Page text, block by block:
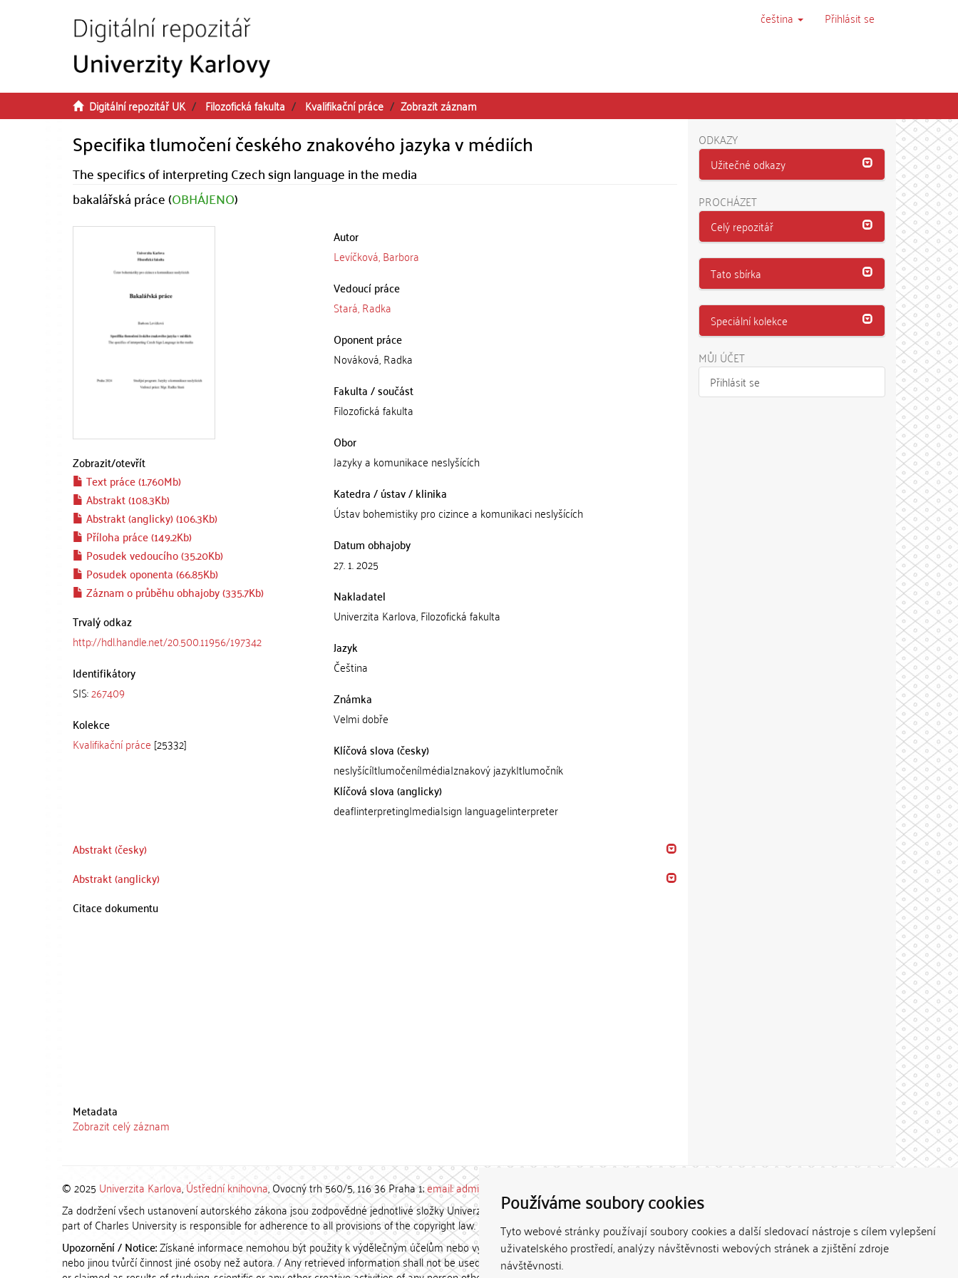
Používáme soubory cookies
Tyto webové stránky používají soubory cookies a další sledovací nástroje s cílem vylepšení
uživatelského prostředí, analýzy návštěvnosti webových stránek a zjištění zdroje
návštěvnosti.
čeština Přihlásit se
Digitální repozitář UK Filozofická fakulta Kvalifikační práce Zobrazit záznam
Specifika tlumočení českého znakového jazyka v médiích
The specifics of interpreting Czech sign language in the media
bakalářská práce (OBHÁJENO)
Zobrazit/otevřít
Text práce (1.760Mb)
Abstrakt (108.3Kb)
Abstrakt (anglicky) (106.3Kb)
Příloha práce (149.2Kb)
Posudek vedoucího (35.20Kb)
Posudek oponenta (66.85Kb)
Záznam o průběhu obhajoby (335.7Kb)
Trvalý odkaz
http://hdl.handle.net/20.500.11956/197342
Identifikátory
SIS:267409
Kolekce
Kvalifikační práce [25332]
Autor
Levíčková, Barbora
Vedoucí práce
Stará, Radka
Oponent práce
Nováková, Radka
Fakulta / součást
Filozofická fakulta
Obor
Jazyky a komunikace neslyšících
Katedra / ústav / klinika
Ústav bohemistiky pro cizince a komunikaci neslyšících
Datum obhajoby
27. 1. 2025
Nakladatel
Univerzita Karlova, Filozofická fakulta
Jazyk
Čeština
Známka
Velmi dobře
Klíčová slova (česky)
neslyšící|tlumočení|média|znakový jazyk|tlumočník
Klíčová slova (anglicky)
deaf|interpreting|media|sign language|interpreter
Abstrakt (česky)
Abstrakt (anglicky)
Citace dokumentu
Metadata
Zobrazit celý záznam
ODKAZY
Užitečné odkazy
PROCHÁZET
Celý repozitář
Tato sbírka
Speciální kolekce
MŮJ ÚČET
Přihlásit se
© 2025 Univerzita Karlova,Ústřední knihovna, Ovocný trh 560/5, 116 36 Praha 1;email: admin-repozitar [at] cuni.cz
Za dodržení všech ustanovení autorského zákona jsou zodpovědné jednotlivé složky Univerzity Karlovy. / Each constituent
part of Charles University is responsible for adherence to all provisions of the copyright law.
Upozornění / Notice:Získané informace nemohou být použity k výdělečným účelům nebo vydávány za studijní, vědeckou
nebo jinou tvůrčí činnost jiné osoby než autora. / Any retrieved information shall not be used for any commercial purposes